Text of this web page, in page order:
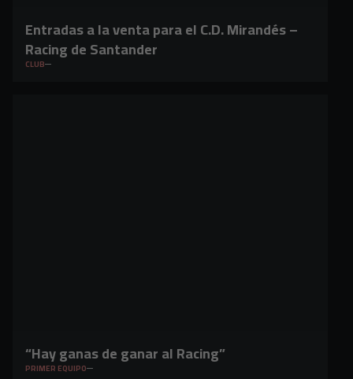
Entradas a la venta para el C.D. Mirandés –
Racing de Santander
CLUB
“Hay ganas de ganar al Racing”
PRIMER EQUIPO